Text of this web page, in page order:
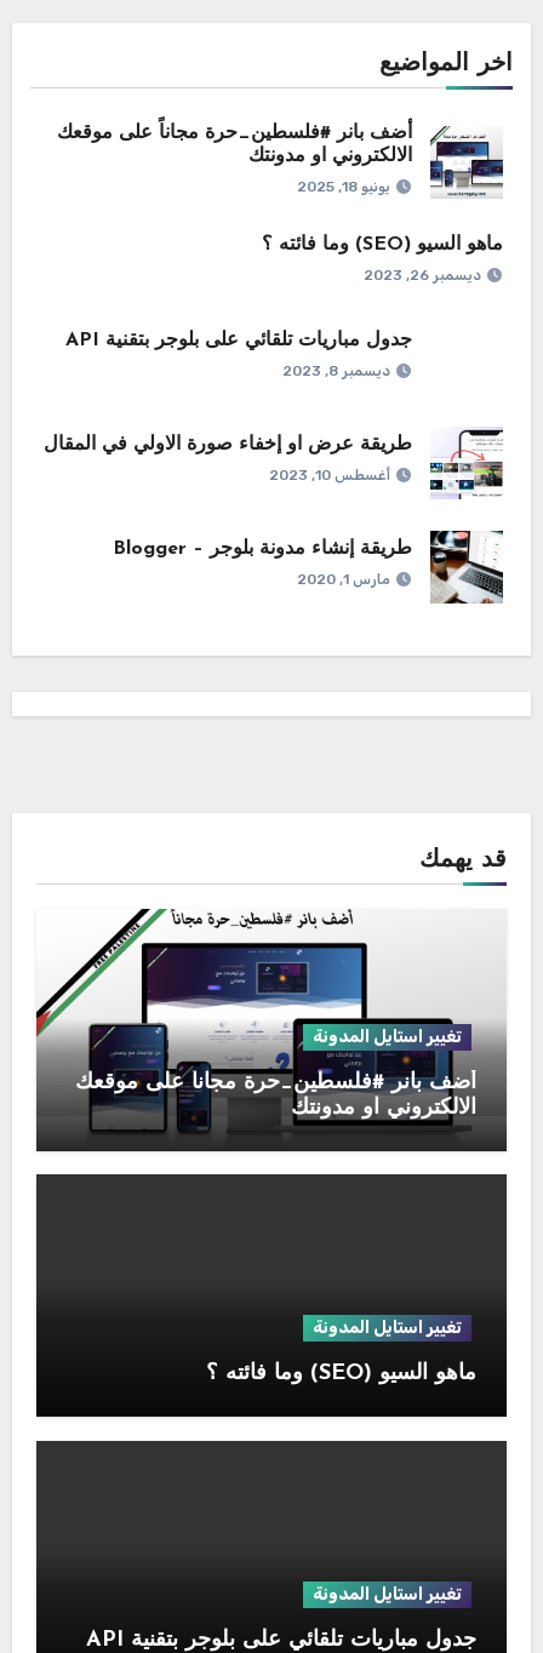
اخر المواضيع
أضف بانر #فلسطين_حرة مجاناً على موقعك
الالكتروني او مدونتك
يونيو 18, 2025
ماهو السيو (SEO) وما فائته ؟
ديسمبر 26, 2023
جدول مباريات تلقائي على بلوجر بتقنية API
ديسمبر 8, 2023
طريقة عرض او إخفاء صورة الاولي في المقال
أغسطس 10, 2023
طريقة إنشاء مدونة بلوجر – Blogger
مارس 1, 2020
قد يهمك
تغيير استايل المدونة
أضف بانر #فلسطين_حرة مجاناً على موقعك
الالكتروني او مدونتك
تغيير استايل المدونة
ماهو السيو (SEO) وما فائته ؟
تغيير استايل المدونة
جدول مباريات تلقائي على بلوجر بتقنية API